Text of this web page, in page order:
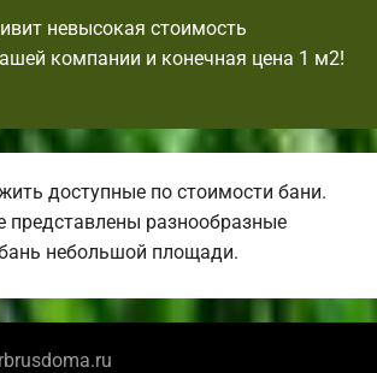
невысокая стоимость
компании и конечная цена 1 м2!
доступные по стоимости бани.
представлены разнообразные
небольшой площади.